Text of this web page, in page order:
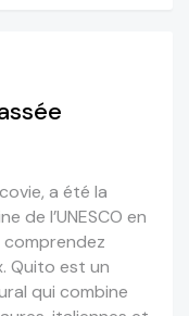
a été la
de l’UNESCO en
comprendez
Quito est un
qui combine